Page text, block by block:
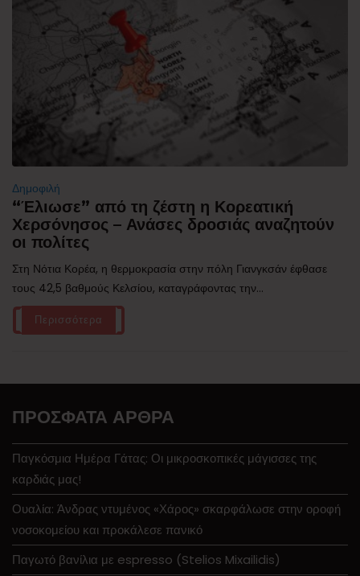
Δημοφιλή
“Έλιωσε” από τη ζέστη η Κορεατική
Χερσόνησος – Ανάσες δροσιάς αναζητούν
οι πολίτες
Στη Νότια Κορέα, η θερμοκρασία στην πόλη Γιανγκσάν έφθασε
τους 42,5 βαθμούς Κελσίου, καταγράφοντας την...
Περισσότερα
ΠΡΌΣΦΑΤΑ ΆΡΘΡΑ
Παγκόσμια Ημέρα Γάτας: Οι μικροσκοπικές μάγισσες της
καρδιάς μας!
Ουαλία: Άνδρας ντυμένος «Χάρος» σκαρφάλωσε στην οροφή
νοσοκομείου και προκάλεσε πανικό
Παγωτό βανίλια με espresso (Stelios Mixailidis)